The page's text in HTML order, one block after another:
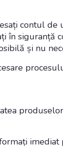
contul
în siguranță
și nu